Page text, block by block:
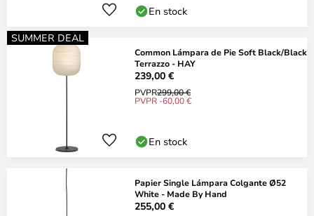
En stock
SUMMER DEAL
Common Lámpara de Pie Soft Black/Black
Terrazzo - HAY
239,00 €
PVPR299,00 €
PVPR -60,00 €
En stock
Papier Single Lámpara Colgante Ø52
White - Made By Hand
255,00 €